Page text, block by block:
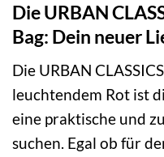
Die URBAN
Bag: Dein neuer
Die URBAN
leuchtendem Rot ist
eine praktische und
suchen. Egal ob für